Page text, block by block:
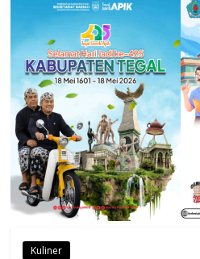
Kuliner